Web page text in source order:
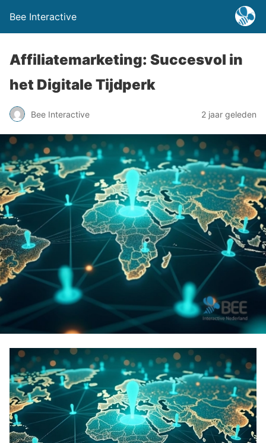
Bee Interactive
Affiliatemarketing: Succesvol in
het Digitale Tijdperk
Bee Interactive 2 jaar geleden